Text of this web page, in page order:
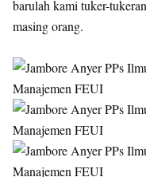
barulah kami tuker-
masing orang.